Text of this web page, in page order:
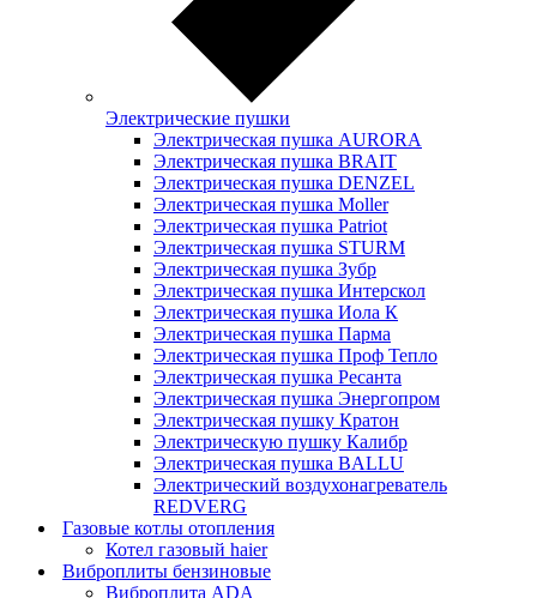
Электрические пушки
Электрическая пушка AURORA
Электрическая пушка BRAIT
Электрическая пушка DENZEL
Электрическая пушка Moller
Электрическая пушка Patriot
Электрическая пушка STURM
Электрическая пушка Зубр
Электрическая пушка Интерскол
Электрическая пушка Иола К
Электрическая пушка Парма
Электрическая пушка Проф Тепло
Электрическая пушка Ресанта
Электрическая пушка Энергопром
Электрическая пушку Кратон
Электрическую пушку Калибр
Электрическая пушка BALLU
Электрический воздухонагреватель
REDVERG
Газовые котлы отопления
Котел газовый haier
Виброплиты бензиновые
Виброплита ADA